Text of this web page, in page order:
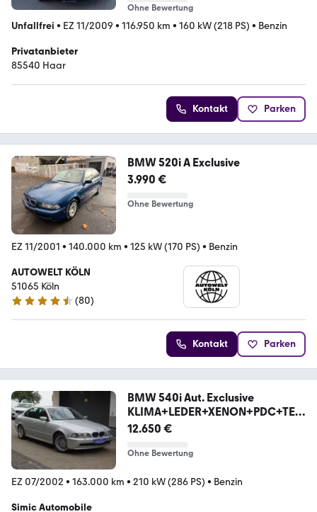
Ohne Bewertung
Unfallfrei • EZ 11/2009 • 116.950 km • 160 kW (218 PS) • Benzin
Privatanbieter
85540 Haar
Kontakt Parken
BMW 520i A Exclusive
3.990 €
Ohne Bewertung
EZ 11/2001 • 140.000 km • 125 kW (170 PS) • Benzin
AUTOWELT KÖLN
51065 Köln
4.5 Sterne
(80)
Kontakt Parken
BMW 540i Aut. Exclusive
KLIMA+LEDER+XENON+PDC+TEM
POM
12.650 €
Ohne Bewertung
EZ 07/2002 • 163.000 km • 210 kW (286 PS) • Benzin
Simic Automobile